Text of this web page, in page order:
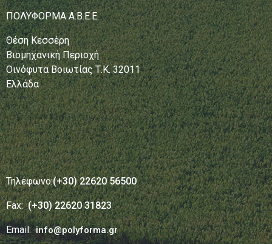
ΠΟΛΥΦΟΡΜΑ Α.Β.Ε.Ε.
Θέση Κεσσέρη
Βιομηχανική Περιοχή
Οινόφυτα Βοιωτίας Τ.Κ. 32011
Ελλάδα
Τηλέφωνο:(+30) 22620 56500
Fax:(+30) 22620 31823
Email:info@polyforma.gr